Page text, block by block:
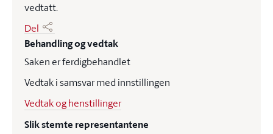
vedtatt.
Del
Behandling og vedtak
Saken er ferdigbehandlet
Vedtak i samsvar med innstillingen
Vedtak og henstillinger
Slik stemte representantene